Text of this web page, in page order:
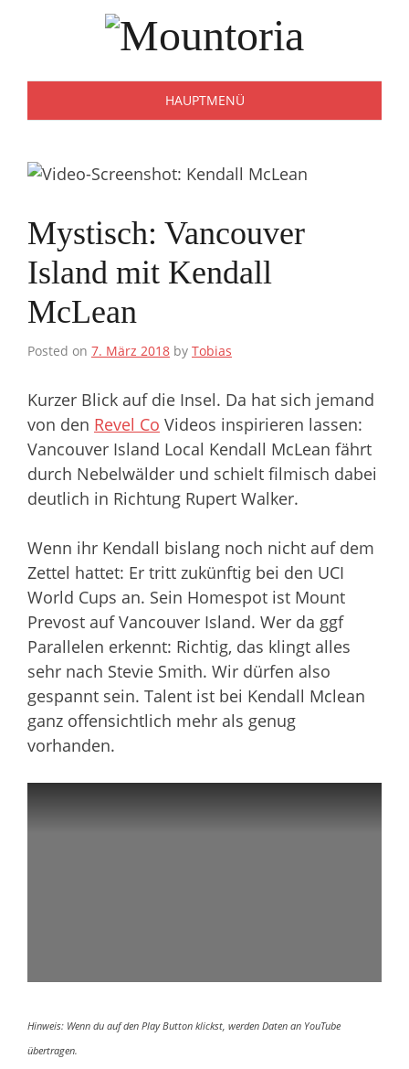
HAUPTMENÜ
Mystisch: Vancouver
Island mit Kendall
McLean
Posted on 7. März 2018 by Tobias
Kurzer Blick auf die Insel. Da hat sich jemand
von den Revel Co Videos inspirieren lassen:
Vancouver Island Local Kendall McLean fährt
durch Nebelwälder und schielt filmisch dabei
deutlich in Richtung Rupert Walker.
Wenn ihr Kendall bislang noch nicht auf dem
Zettel hattet: Er tritt zukünftig bei den UCI
World Cups an. Sein Homespot ist Mount
Prevost auf Vancouver Island. Wer da ggf
Parallelen erkennt: Richtig, das klingt alles
sehr nach Stevie Smith. Wir dürfen also
gespannt sein. Talent ist bei Kendall Mclean
ganz offensichtlich mehr als genug
vorhanden.
Hinweis: Wenn du auf den Play Button klickst, werden Daten an YouTube
übertragen.